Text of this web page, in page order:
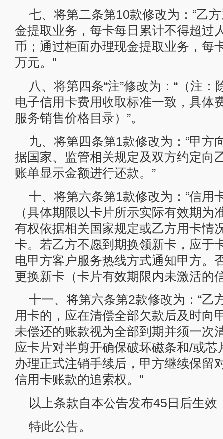
七、将第二条第10款修改为：“乙
金提取业务，每卡每日累计不得超过
币；通过柜面办理现金提取业务，每
万元。”
八、将第四条“注”修改为：“（注
电子信用卡费用收取标准一致，具体
服务销售价格目录）”。
九、将第四条第1款修改为：“甲方
据国家、监管相关规定及双方约定向
账单显示金额进行还款。”
十、将第六条第1款修改为：“信用
（具体期限以卡片所示实际有效期
有权依据相关国家规定或乙方用卡情
卡。若乙方不愿到期换领新卡，应于
电甲方客户服务热线方式通知甲方。
更换新卡（卡片有效期限内未激活的
十一、将第六条第2款修改为：“乙
用卡的，应在清偿全部欠款后及时向
未偿还的账款视为全部到期并须一次
应卡片对半剪开确保破坏磁条和/或
办理正式注销手续后，甲方继续保留
信用卡账款的追索权。”
以上条款自本公告发布45日后生
特此公告。